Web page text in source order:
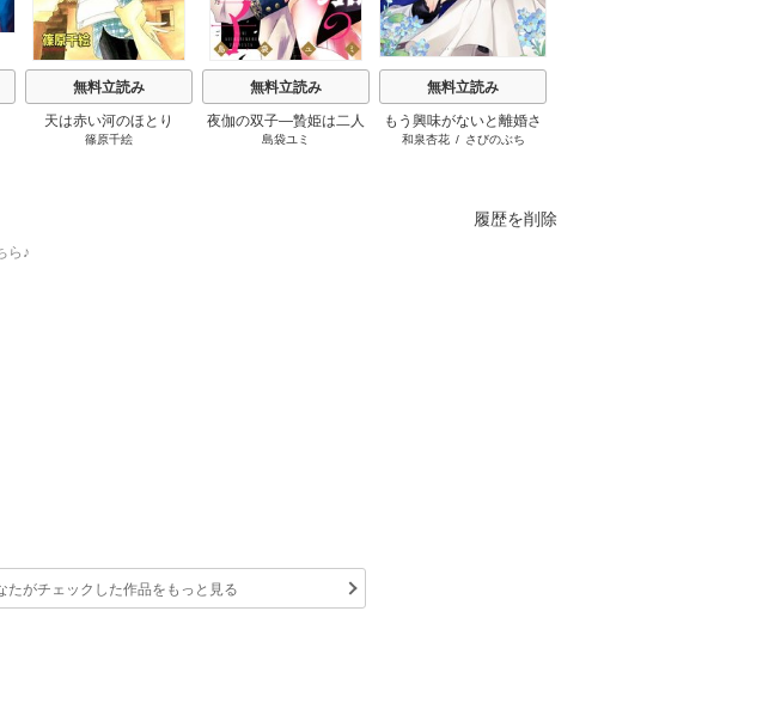
無料立読み
天は赤い河のほとり
篠原千絵
無料立読み
夜伽の双子―贄姫は二人
の王子に愛される―
島袋ユミ
無料立読み
もう興味がないと離婚さ
れた令嬢の意外と楽しい
和泉杏花/ さびのぶち
履歴を削除
ら♪
たがチェックした作品をもっと見る